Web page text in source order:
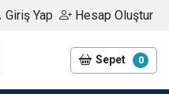
Giriş Yap Hesap Oluştur
Sepet 0